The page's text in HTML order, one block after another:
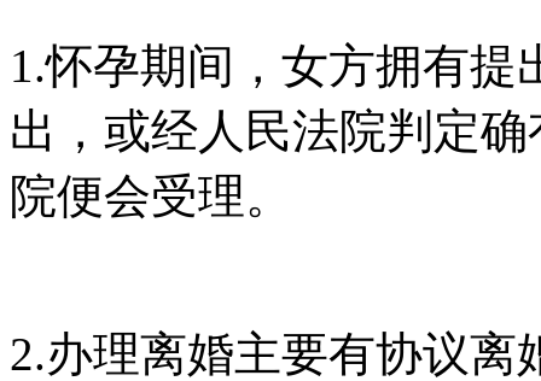
1.怀孕期间，女方拥有
出，或经人民法院判定
院便会受理。
2.办理离婚主要有协议